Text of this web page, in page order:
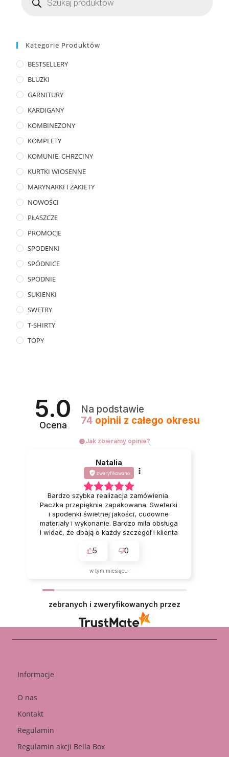
Kategorie Produktów
BESTSELLERY
BLUZKI
GARNITURY
KARDIGANY
KOMBINEZONY
KOMPLETY
KOMUNIE, CHRZCINY
KURTKI WIOSENNE
MARYNARKI I ŻAKIETY
NOWOŚCI
PŁASZCZE
PROMOCJE
SPODENKI
SPÓDNICE
SPODNIE
SUKIENKI
SWETRY
T-SHIRTY
TOPY
5.0
Ocena
Na podstawie
74 opinii z całego okresu
Jak zbieramy opinie?
Natalia
zweryfikowano
Bardzo szybka realizacja zamówienia.
Paczka przepięknie zapakowana. Sweterki
i spodenki świetnej jakości, cudowne
materiały i wykonanie. Bardzo miła obsługa
i widać, że dbają o każdy szczegół i klienta
5 0
w tym miesiącu
zebranych i zweryfikowanych przez
Informacje
O nas
Kontakt
Regulamin
Regulamin akcji Bella Box